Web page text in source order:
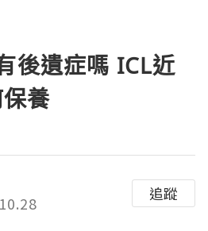
後遺症嗎 ICL近
養
追蹤